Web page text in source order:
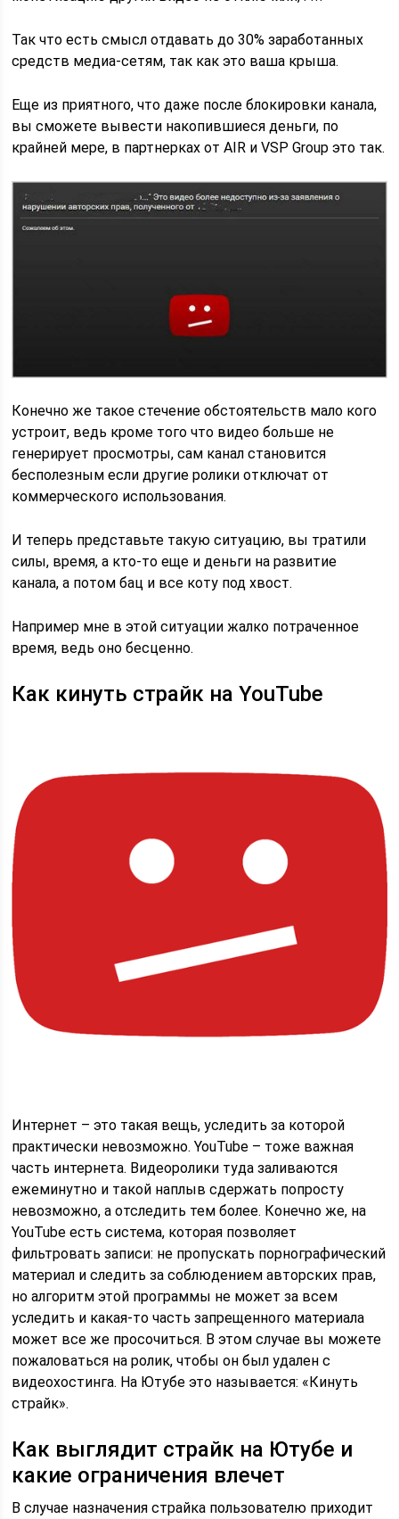
Так что есть смысл отдавать до 30% заработанных
средств медиа-сетям, так как это ваша крыша.
Еще из приятного, что даже после блокировки канала,
вы сможете вывести накопившиеся деньги, по
крайней мере, в партнерках от AIR и VSP Group это так.
Конечно же такое стечение обстоятельств мало кого
устроит, ведь кроме того что видео больше не
генерирует просмотры, сам канал становится
бесполезным если другие ролики отключат от
коммерческого использования.
И теперь представьте такую ситуацию, вы тратили
силы, время, а кто-то еще и деньги на развитие
канала, а потом бац и все коту под хвост.
Например мне в этой ситуации жалко потраченное
время, ведь оно бесценно.
Как кинуть страйк на YouTube
Интернет – это такая вещь, уследить за которой
практически невозможно. YouTube – тоже важная
часть интернета. Видеоролики туда заливаются
ежеминутно и такой наплыв сдержать попросту
невозможно, а отследить тем более. Конечно же, на
YouTube есть система, которая позволяет
фильтровать записи: не пропускать порнографический
материал и следить за соблюдением авторских прав,
но алгоритм этой программы не может за всем
уследить и какая-то часть запрещенного материала
может все же просочиться. В этом случае вы можете
пожаловаться на ролик, чтобы он был удален с
видеохостинга. На Ютубе это называется: «Кинуть
страйк».
Как выглядит страйк на Ютубе и
какие ограничения влечет
В случае назначения страйка пользователю приходит